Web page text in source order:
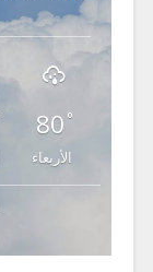
80 °
الأربعاء